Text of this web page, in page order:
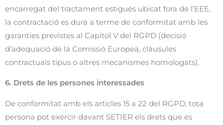
encarregat del tractament estigués ubicat fora de l’EEE,
la contractació es durà a terme de conformitat amb les
garanties previstes al Capítol V del RGPD (decisió
d’adequació de la Comissió Europea, clàusules
contractuals tipus o altres mecanismes homologats).
6. Drets de les persones interessades
De conformitat amb els articles 15 a 22 del RGPD, tota
persona pot exercir davant SETIER els drets que es